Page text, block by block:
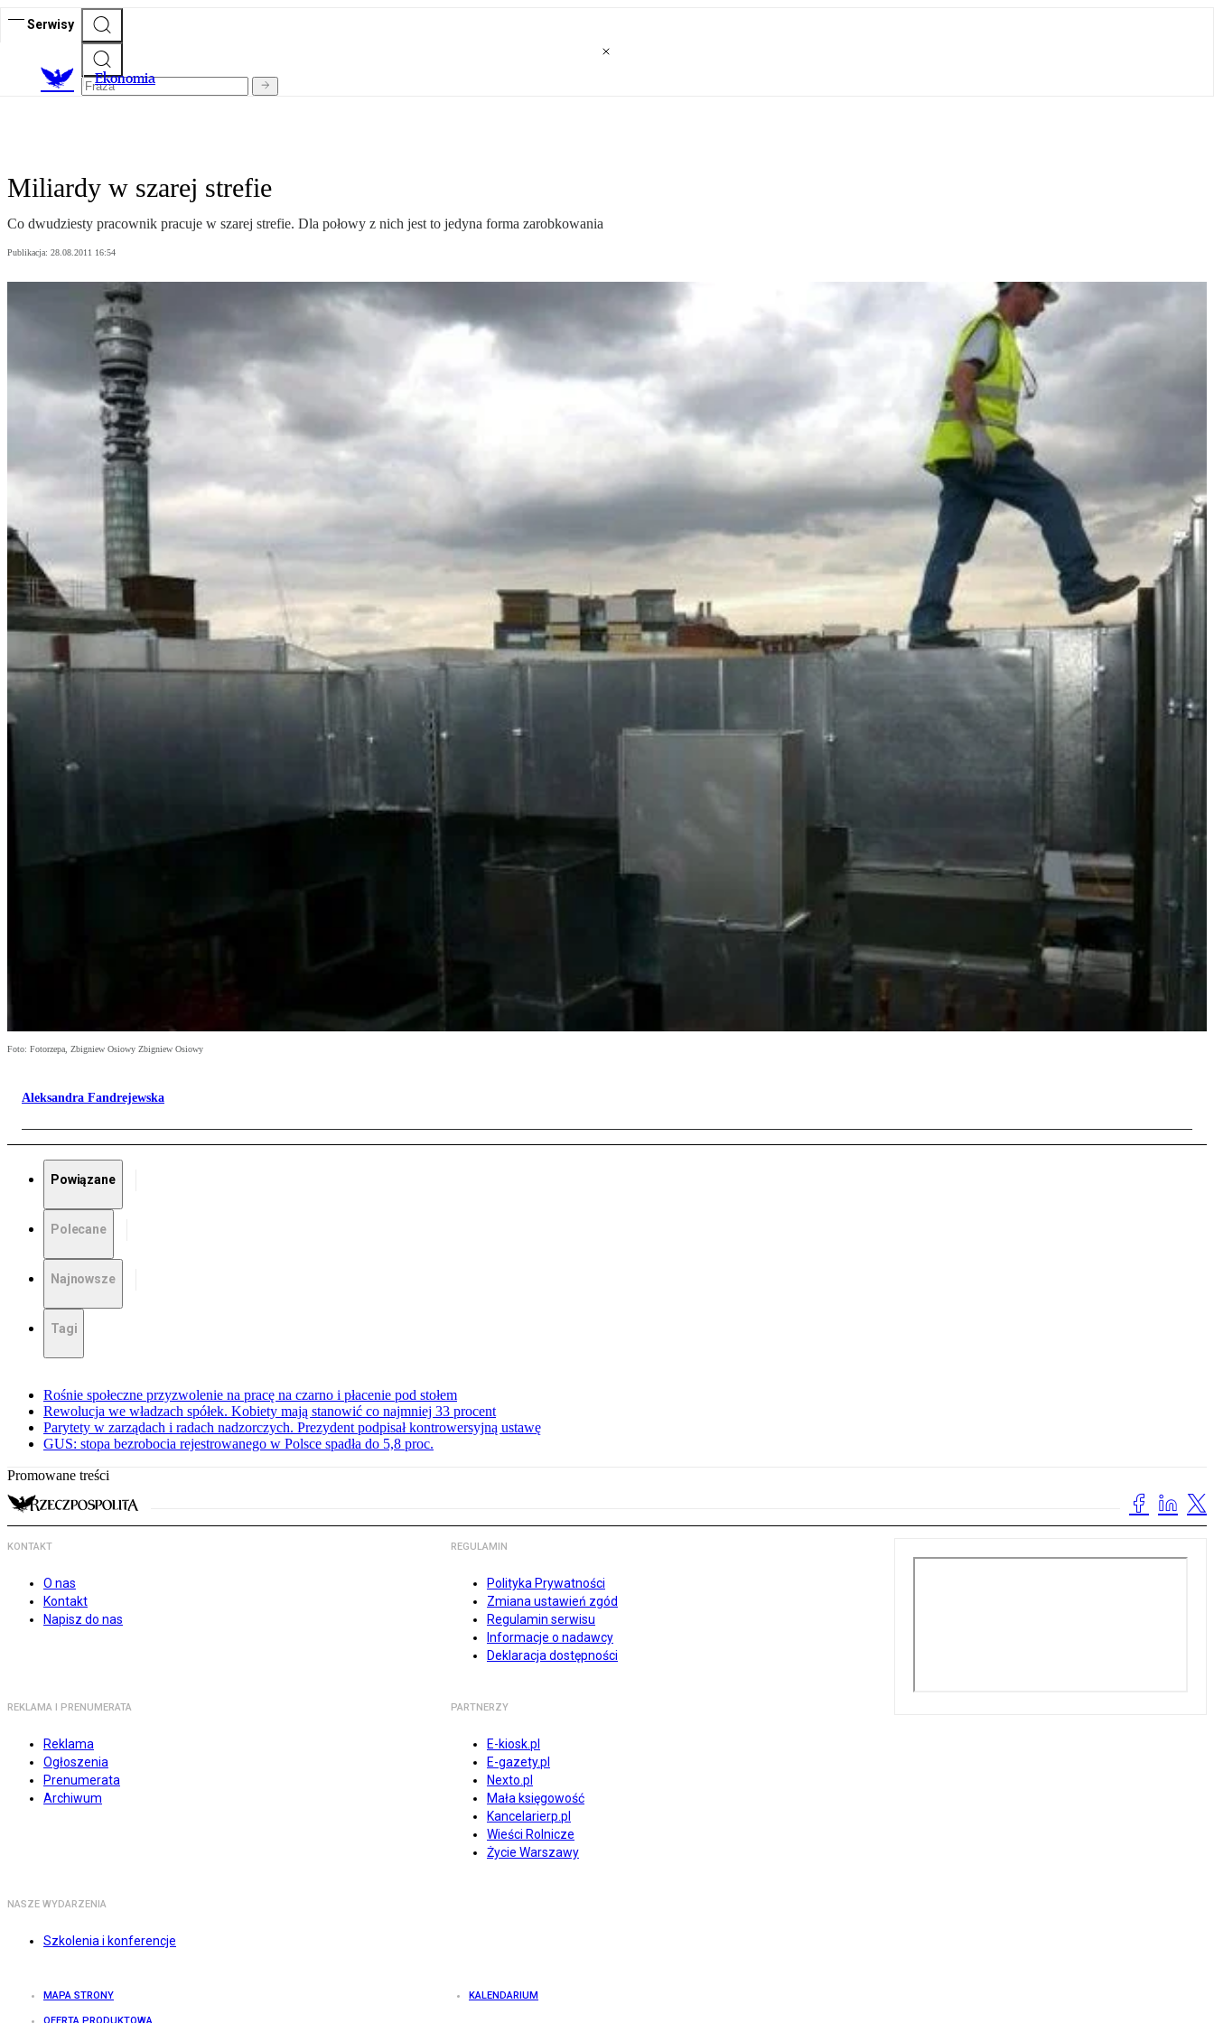
Serwisy
Ekonomia
Miliardy w szarej strefie
Co dwudziesty pracownik pracuje w szarej strefie. Dla połowy z nich jest to jedyna forma zarobkowania
Publikacja: 28.08.2011 16:54
Foto: Fotorzepa, Zbigniew Osiowy Zbigniew Osiowy
Aleksandra Fandrejewska
Powiązane
Polecane
Najnowsze
Tagi
Rośnie społeczne przyzwolenie na pracę na czarno i płacenie pod stołem
Rewolucja we władzach spółek. Kobiety mają stanowić co najmniej 33 procent
Parytety w zarządach i radach nadzorczych. Prezydent podpisał kontrowersyjną ustawę
GUS: stopa bezrobocia rejestrowanego w Polsce spadła do 5,8 proc.
Promowane treści
KONTAKT
O nas
Kontakt
Napisz do nas
REGULAMIN
Polityka Prywatności
Zmiana ustawień zgód
Regulamin serwisu
Informacje o nadawcy
Deklaracja dostępności
REKLAMA I PRENUMERATA
Reklama
Ogłoszenia
Prenumerata
Archiwum
PARTNERZY
E-kiosk.pl
E-gazety.pl
Nexto.pl
Mała księgowość
Kancelarierp.pl
Wieści Rolnicze
Życie Warszawy
NASZE WYDARZENIA
Szkolenia i konferencje
MAPA STRONY KALENDARIUM